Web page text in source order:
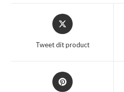
Opent
in
nieuw
Tweet dit product
Opent
in